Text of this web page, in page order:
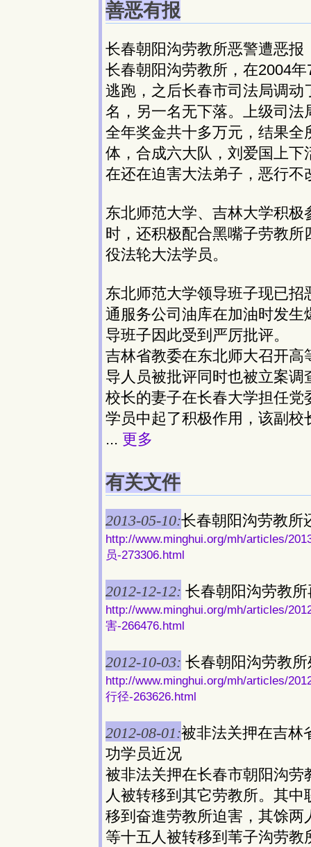
善恶有报
长春朝阳沟劳教所恶警遭恶报
长春朝阳沟劳教所，在2004
逃跑，之后长春市司法局调
名，另一名无下落。上级司
全年奖金共十多万元，结果
体，合成六大队，刘爱国上
在还在迫害大法弟子，恶行不
东北师范大学、吉林大学积
时，还积极配合黑嘴子劳教所
役法轮大法学员。
东北师范大学领导班子现已
通服务公司油库在加油时发
导班子因此受到严厉批评。
吉林省教委在东北师大召开
导人员被批评同时也被立案
校长的妻子在长春大学担任
学员中起了积极作用，该副
... 更多
有关文件
2013-05-10:长春朝阳沟劳教所
http://www.minghui.org/mh/articles/
员-273306.html
2012-12-12: 长春朝阳沟劳教所
http://www.minghui.org/mh/articles/
害-266476.html
2012-10-03: 长春朝阳沟劳教
http://www.minghui.org/mh/articles/
行径-263626.html
2012-08-01:被非法关押在吉林
功学员近况
被非法关押在长春市朝阳沟
人被转移到其它劳教所。其
移到奋進劳教所迫害，其馀
等十五人被转移到苇子沟劳